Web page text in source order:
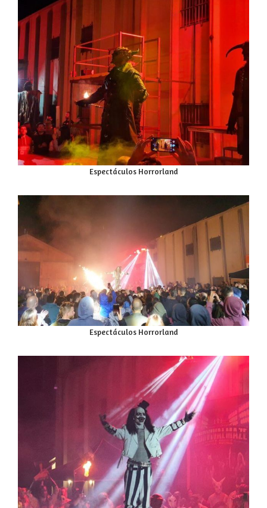
Espectáculos Horrorland
Espectáculos Horrorland